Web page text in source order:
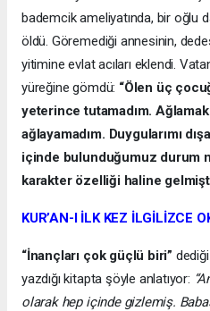
bademcik ameliyatında, bir oğlu
öldü. Göremediği annesinin,
yitimine evlat acıları eklendi.
yüreğine gömdü: “Ölen üç
yeterince tutamadım.
ağlayamadım. Duygularımı
içinde bulunduğumuz durum
karakter özelliği haline
KUR’AN-I İLK KEZ İLGİLİZCE
“İnançları çok güçlü biri”
yazdığı kitapta şöyle anlatıyor:
olarak hep içinde gizlemiş.